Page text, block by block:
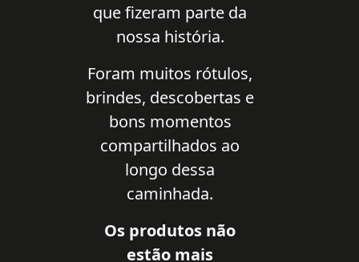
que fizeram parte da
nossa história.
Foram muitos rótulos,
brindes, descobertas e
bons momentos
compartilhados ao
longo dessa
caminhada.
Os produtos não
estão mais